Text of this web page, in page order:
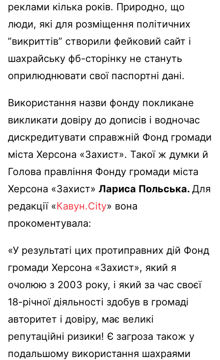
реклами кілька років. Природно, що
люди, які для розміщення політичних
”викриттів” створили фейковий сайт і
шахрайську фб-сторінку не стануть
оприлюднювати свої паспортні дані.
Використання назви фонду покликане
викликати довіру до дописів і водночас
дискредитувати справжній Фонд громади
міста Херсона «Захист». Такої ж думки й
Голова правління Фонду громади міста
Херсона «Захист» Лариса Польська. Для
редакції «Кавун.City» вона
прокоментувала:
«У результаті цих протиправних дій Фонд
громади Херсона «Захист», який я
очолюю з 2003 року, і який за час своєї
18-річної діяльності здобув в громаді
авторитет і довіру, має великі
репутаційні ризики! Є загроза також у
подальшому використання шахраями